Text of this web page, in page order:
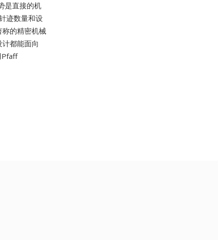
是直接的机
迹数量和设
的精密机械
都能面向
Pfaff